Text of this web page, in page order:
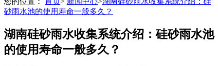
砂雨水池的使用寿命一般多久？
湖南硅砂雨水收集系统介绍：硅砂雨水池
的使用寿命一般多久？